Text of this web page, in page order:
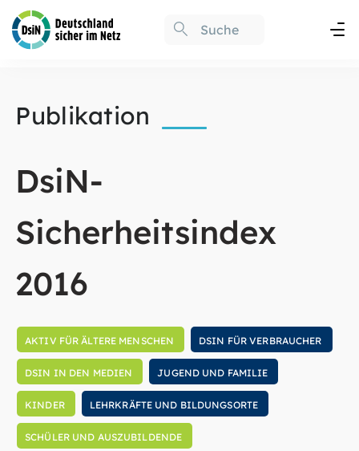
Publikation
DsiN-
Sicherheitsindex
2016
AKTIV FÜR ÄLTERE MENSCHEN DSIN FÜR VERBRAUCHER
DSIN IN DEN MEDIEN JUGEND UND FAMILIE
KINDER LEHRKRÄFTE UND BILDUNGSORTE
SCHÜLER UND AUSZUBILDENDE